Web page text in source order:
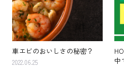
車エビのおいしさの秘密？
2022.06.25
中